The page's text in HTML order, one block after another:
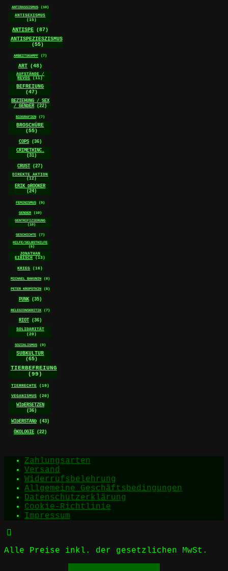
ANTIRASSISMUS (10)
ANTISEXISMUS
(15)
ANTISPE (87)
ANTISPEZIESZISMUS
(55)
ARBEITSKAMPF (7)
ART (48)
AUFSTÄNDE /
REVOS
(11)
BEFREIUNG
(47)
BEZIEHUNG / SEX
/ GENDER
(22)
BIOGRAFIEN (7)
BROSCHÜRE
(55)
COPS (36)
CRIMETHINC.
(31)
CRUST (27)
DIREKTE AKTION
(12)
ERIK DROOKER
(24)
FEMINISMUS (9)
GENDER
(10)
GENTRIFIZIERUNG
(10)
GESCHICHTE
(7)
HILFE/SELBSTHILFE
(6)
JONATHAN
EIBISCH
(13)
KRIEG (16)
MICHAEL BAKUNIN (8)
PETER KROPOTKIN (8)
PUNK (35)
RELEGIONSKRITIK (7)
RIOT (36)
SOLIDARITÄT
(20)
SOZIALISMUS (9)
SUBKULTUR
(65)
TIERBEFREIUNG
(99)
TIERRECHTE (19)
VEGANISMUS (20)
WIDERSETZEN
(36)
WIDERSTAND (43)
ÖKOLOGIE (22)
Zahlungsarten
Versand
Widerrufsbelehrung
Allgemeine Geschäftsbedingungen
Datenschutzerklärung
Cookie-Richtlinie
Impressum
Alle Preise inkl. der gesetzlichen MwSt.